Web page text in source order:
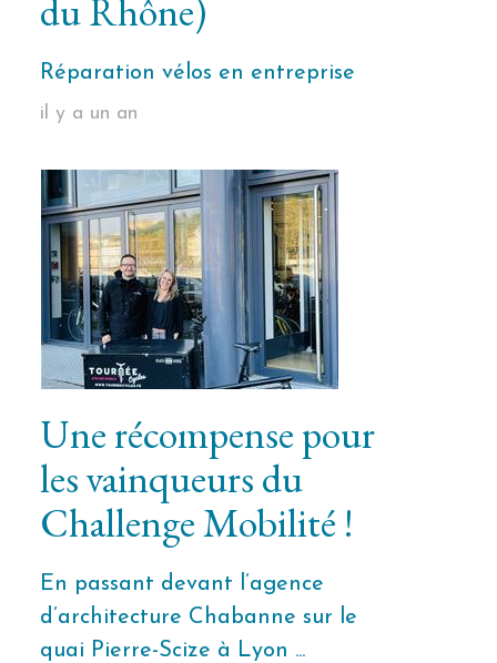
du Rhône)
Réparation vélos en entreprise
il y a un an
Une récompense pour
les vainqueurs du
Challenge Mobilité !
En passant devant l’agence
d’architecture Chabanne sur le
quai Pierre-Scize à Lyon ...